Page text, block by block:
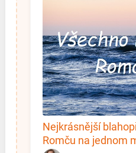
Nejkrásnější
Romču na jednom